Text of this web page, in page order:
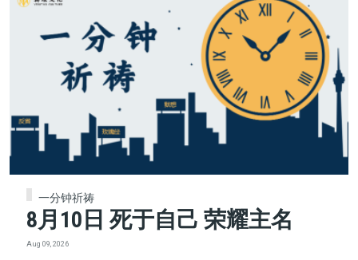
一分钟祈祷
8月10日 死于自己 荣耀主名
Aug 09, 2026